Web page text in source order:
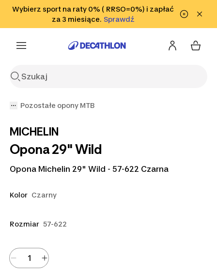
Przejdź do wyszukiwania Przejdź do treści
Przejdź
Wybierz sport na raty 0% ( RRSO=0%) i zapłać
za 3 miesiące. SprawdźSprawdź
Sprawdź
Pozostałe opony MTB
MICHELIN
Opona 29" Wild
Opona Michelin 29" Wild - 57-622 Czarna
Kolor Czarny
Rozmiar 57-622